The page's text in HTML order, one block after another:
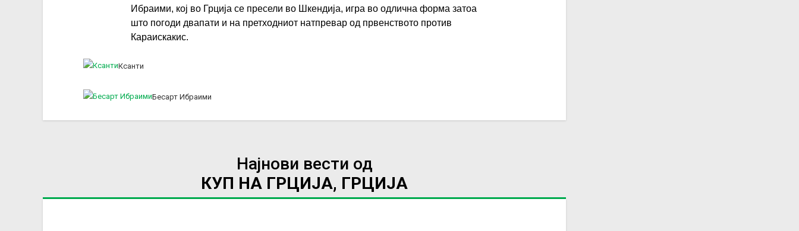
Ибраими, кој во Грција се пресели во Шкендија, игра во одлична форма затоа
што погоди двапати и на претходниот натпревар од првенството против
Караискакис.
Ксанти
Бесарт Ибраими
Најнови вести од
КУП НА ГРЦИЈА, ГРЦИЈА